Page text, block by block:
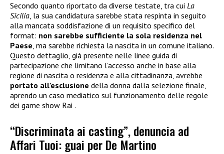
Secondo quanto riportato da diverse testate, tra cui La
Sicilia, la sua candidatura sarebbe stata respinta in seguito
alla mancata soddisfazione di un requisito specifico del
format: non sarebbe sufficiente la sola residenza nel
Paese, ma sarebbe richiesta la nascita in un comune italiano.
Questo dettaglio, già presente nelle linee guida di
partecipazione che limitano l’accesso anche in base alla
regione di nascita o residenza e alla cittadinanza, avrebbe
portato all’esclusione della donna dalla selezione finale,
aprendo un caso mediatico sul funzionamento delle regole
dei game show Rai .
“Discriminata ai casting”, denuncia ad
Affari Tuoi: guai per De Martino